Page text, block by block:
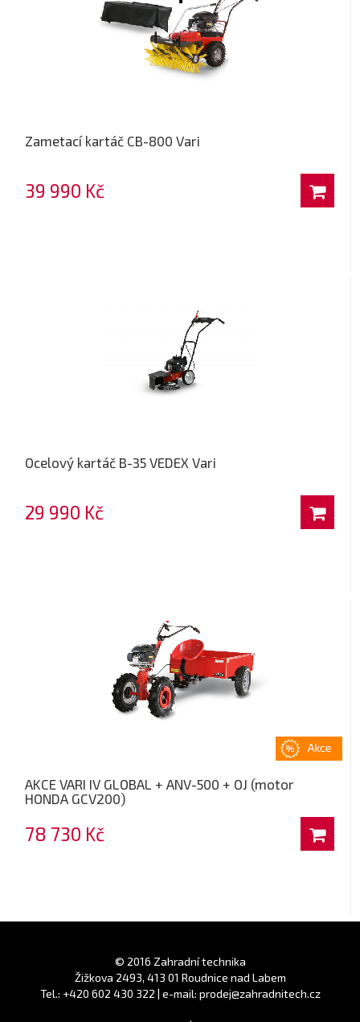
Zametací kartáč CB-800 Vari
39 990 Kč
Ocelový kartáč B-35 VEDEX Vari
29 990 Kč
AKCE VARI IV GLOBAL + ANV-500 + OJ (motor
HONDA GCV200)
78 730 Kč
© 2016 Zahradní technika
Žižkova 2493, 413 01 Roudnice nad Labem
Tel.: +420 602 430 322 | e-mail: prodej@zahradnitech.cz